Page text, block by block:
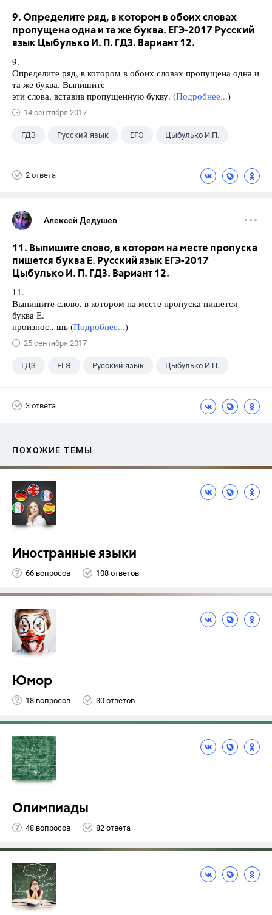
9. Определите ряд, в котором в обоих словах
пропущена одна и та же буква. ЕГЭ-2017 Русский
язык Цыбулько И. П. ГДЗ. Вариант 12.
9.
Определите ряд, в котором в обоих словах пропущена одна и
та же буква. Выпишите
эти слова, вставив пропущенную букву. (Подробнее...)
14 сентября 2017
ГДЗ Русский язык ЕГЭ Цыбулько И.П.
2 ответа
Алексей Дедушев
11. Выпишите слово, в котором на месте пропуска
пишется буква Е. Русский язык ЕГЭ-2017
Цыбулько И. П. ГДЗ. Вариант 12.
11.
Выпишите слово, в котором на месте пропуска пишется
буква Е.
произнос., шь (Подробнее...)
25 сентября 2017
ГДЗ ЕГЭ Русский язык Цыбулько И.П.
3 ответа
ПОХОЖИЕ ТЕМЫ
Иностранные языки
66 вопросов 108 ответов
Юмор
18 вопросов 30 ответов
Олимпиады
48 вопросов 82 ответа